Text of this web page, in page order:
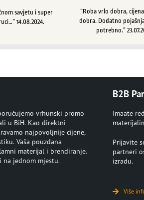
savjetu i super
14.08.2024.
“Roba vrlo dobra,
dobra. Dodatno
potrebno.”
vrhunski promo
u BiH. Kao direktni
najpovoljnije cijene,
Vaša pouzdana
materijal i brendiranje.
na jednom mjestu.
B2B
Imaate
Prijavite
partneri
izradu.
Više